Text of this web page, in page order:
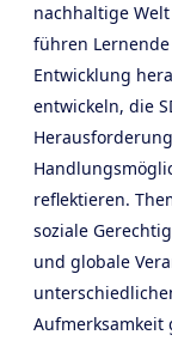
nachhaltige
führen
Entwicklung
entwickeln, die
reflektieren.
soziale
und globale
Aufmerksamkeit